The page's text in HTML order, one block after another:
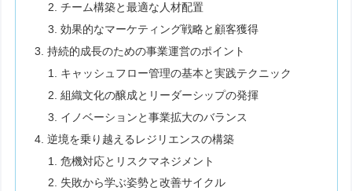
チーム構築と最適な人材配置
効果的なマーケティング戦略と顧客獲得
持続的成長のための事業運営のポイント
キャッシュフロー管理の基本と実践テクニック
組織文化の醸成とリーダーシップの発揮
イノベーションと事業拡大のバランス
逆境を乗り越えるレジリエンスの構築
危機対応とリスクマネジメント
失敗から学ぶ姿勢と改善サイクル